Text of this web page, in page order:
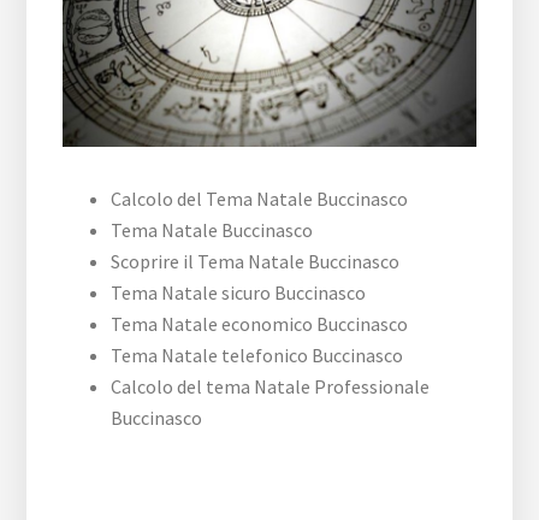
Calcolo del Tema Natale Buccinasco
Tema Natale Buccinasco
Scoprire il Tema Natale Buccinasco
Tema Natale sicuro Buccinasco
Tema Natale economico Buccinasco
Tema Natale telefonico Buccinasco
Calcolo del tema Natale Professionale
Buccinasco